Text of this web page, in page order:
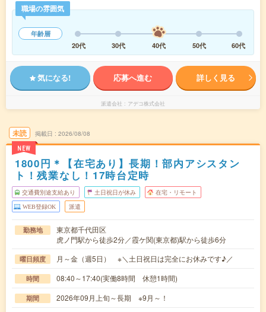
職場の雰囲気
年齢層
20代
30代 40代 50代 60代
気になる! 応募へ進む 詳しく見る
派遣会社 アデコ株式会社
未読
NEW
掲載日 2026/08/08
1800円＊【在宅あり】長期！部内アシスタン
ト！残業なし！17時台定時
交通費別途支給あり 土日祝日が休み 在宅・リモート
WEB登録OK 派遣
勤務地
東京都千代田区
虎ノ門駅から徒歩2分／霞ケ関(東京都)駅から徒歩6分
曜日頻度 月～金（週5日） ※＼土日祝日は完全にお休みです♪／
時間 08:40～17:40(実働8時間 休憩1時間)
期間 2026年09月上旬～長期 ※9月～！